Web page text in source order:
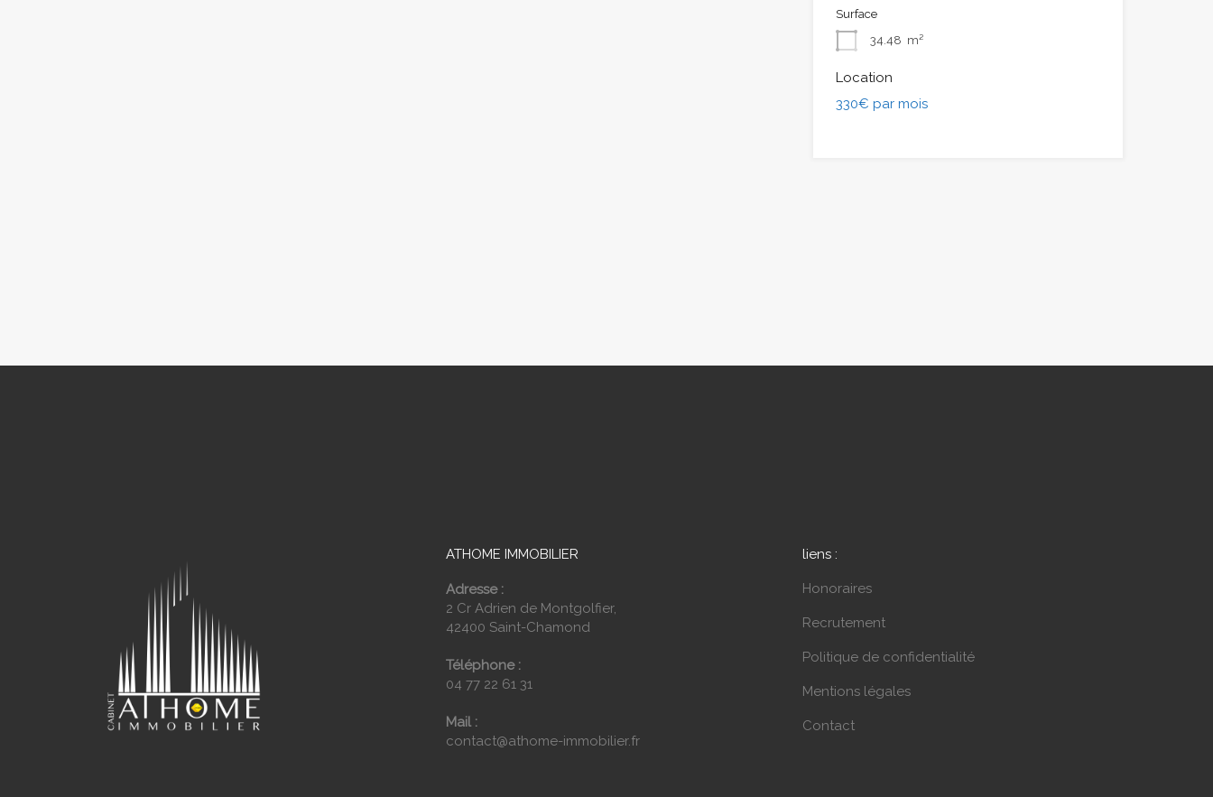
Surface
34.48 m²
Location
330€ par mois
ATHOME IMMOBILIER
Adresse :
2 Cr Adrien de Montgolfier,
42400 Saint-Chamond
Téléphone :
04 77 22 61 31
Mail :
contact@athome-immobilier.fr
liens :
Honoraires
Recrutement
Politique de confidentialité
Mentions légales
Contact